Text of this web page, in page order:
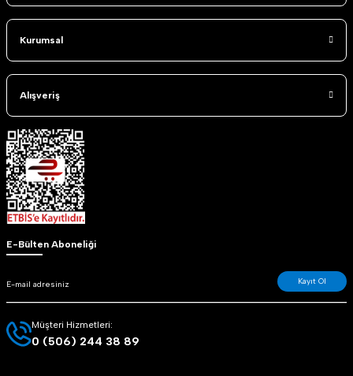
Kurumsal
Alışveriş
E-Bülten Aboneliği
Kayıt Ol
Müşteri Hizmetleri:
0 (506) 244 38 89